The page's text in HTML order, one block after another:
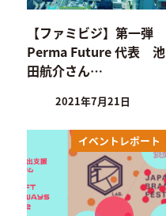
【ファミビジ】第一弾
Perma Future 代表 池
田航介さん…
2021年7月21日
イベントレポート